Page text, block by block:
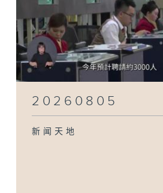
20260805
新闻天地